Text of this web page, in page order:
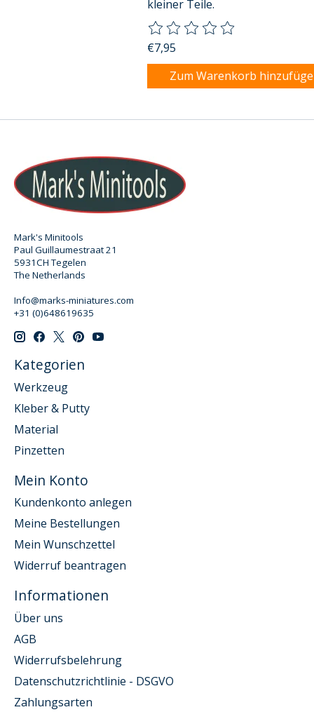
kleiner Teile.
Die Bewertung dieses
€7,95
Zum Warenkorb
Mark's Minitools
Paul Guillaumestraat 21
5931CH Tegelen
The Netherlands
Info@marks-miniatures.com
+31 (0)648619635
Kategorien
Werkzeug
Kleber & Putty
Material
Pinzetten
Mein Konto
Kundenkonto anlegen
Meine Bestellungen
Mein Wunschzettel
Widerruf beantragen
Informationen
Über uns
AGB
Widerrufsbelehrung
Datenschutzrichtlinie - DSGVO
Zahlungsarten